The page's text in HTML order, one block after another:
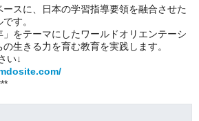
スに、日本の学習指導要領を融合させた
す。
」をテーマにしたワールドオリエンテーシ
生きる力を育む教育を実践します。
い↓